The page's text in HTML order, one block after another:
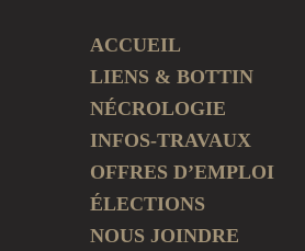
ACCUEIL
LIENS & BOTTIN
NÉCROLOGIE
INFOS-TRAVAUX
OFFRES D’EMPLOI
ÉLECTIONS
NOUS JOINDRE